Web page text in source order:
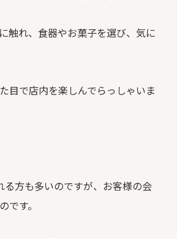
触れ、食器やお菓子を選び、気に
目で店内を楽しんでらっしゃいま
る方も多いのですが、お客様の会
です。